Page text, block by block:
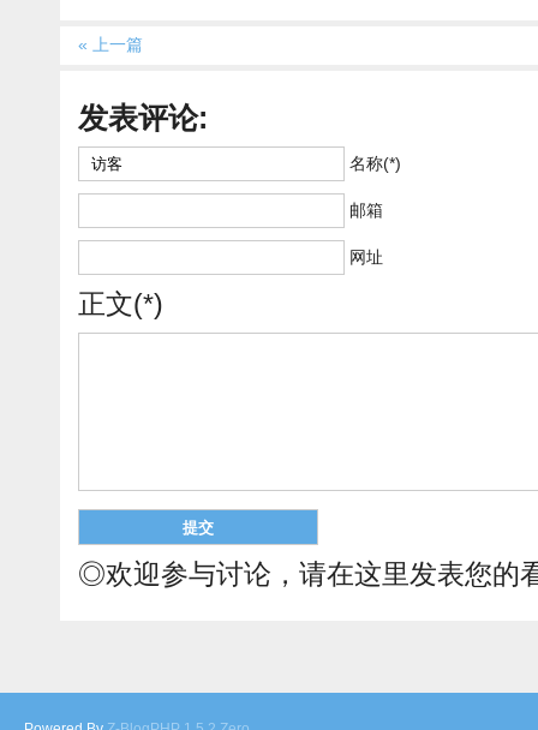
« 上一篇
发表评论:
名称(*)
邮箱
网址
正文(*)
◎欢迎参与讨论，请在这里发表您的